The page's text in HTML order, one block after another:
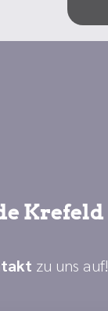
Krefeld
zu uns auf!